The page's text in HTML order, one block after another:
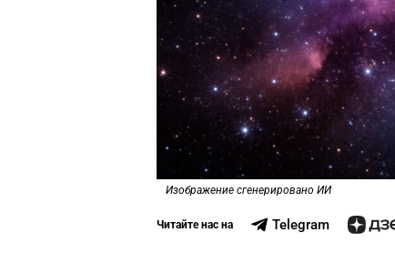
Изображение сгенерировано ИИ
Читайте нас на Telegram